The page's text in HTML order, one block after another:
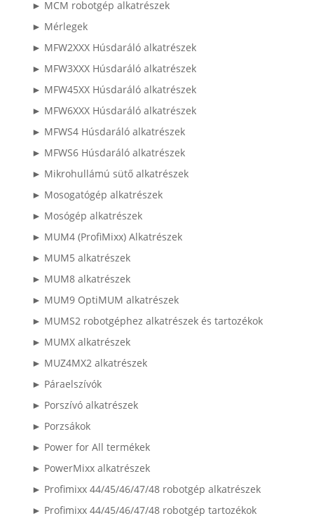
► MCM robotgép alkatrészek
► Mérlegek
► MFW2XXX Húsdaráló alkatrészek
► MFW3XXX Húsdaráló alkatrészek
► MFW45XX Húsdaráló alkatrészek
► MFW6XXX Húsdaráló alkatrészek
► MFWS4 Húsdaráló alkatrészek
► MFWS6 Húsdaráló alkatrészek
► Mikrohullámú sütő alkatrészek
► Mosogatógép alkatrészek
► Mosógép alkatrészek
► MUM4 (ProfiMixx) Alkatrészek
► MUM5 alkatrészek
► MUM8 alkatrészek
► MUM9 OptiMUM alkatrészek
► MUMS2 robotgéphez alkatrészek és tartozékok
► MUMX alkatrészek
► MUZ4MX2 alkatrészek
► Páraelszívók
► Porszívó alkatrészek
► Porzsákok
► Power for All termékek
► PowerMixx alkatrészek
► Profimixx 44/45/46/47/48 robotgép alkatrészek
► Profimixx 44/45/46/47/48 robotgép tartozékok